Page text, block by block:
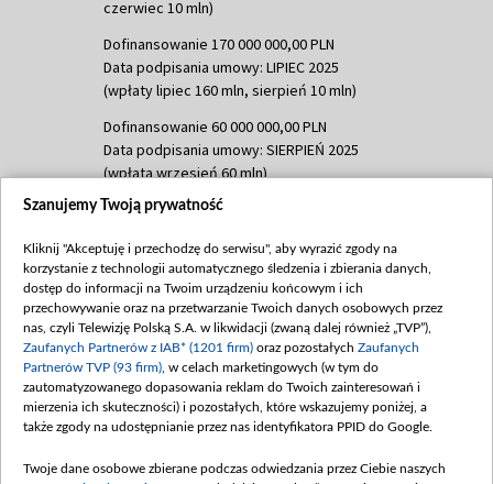
czerwiec 10 mln)
Dofinansowanie 170 000 000,00 PLN
Data podpisania umowy: LIPIEC 2025
(wpłaty lipiec 160 mln, sierpień 10 mln)
Dofinansowanie 60 000 000,00 PLN
Data podpisania umowy: SIERPIEŃ 2025
(wpłata wrzesień 60 mln)
Dofinansowanie 635 783 051,21 PLN
(wpłata wrzesień 100 mln, październik 350
mln, listopad 265 mln)
Dofinansowanie 48 862 000,00 PLN
Data podpisania umowy: GRUDZIEŃ 2025
(wpłata grudzień 60,548 mln)
Dofinansowanie 900 000 000,00 PLN
Data podpisania umowy: LUTY 2026 (wpłata
kwiecień 180 mln, 7 maja 180 mln, 8
Szanujemy Twoją prywatność
Kliknij "Akceptuję i przechodzę do serwisu", aby wyrazić zgody na
korzystanie z technologii automatycznego śledzenia i zbierania danych,
dostęp do informacji na Twoim urządzeniu końcowym i ich
przechowywanie oraz na przetwarzanie Twoich danych osobowych przez
nas, czyli Telewizję Polską S.A. w likwidacji (zwaną dalej również „TVP”),
Zaufanych Partnerów z IAB* (1201 firm) oraz pozostałych Zaufanych
Partnerów TVP (93 firm) , w celach marketingowych (w tym do
zautomatyzowanego dopasowania reklam do Twoich zainteresowań i
mierzenia ich skuteczności) i pozostałych, które wskazujemy poniżej, a
także zgody na udostępnianie przez nas identyfikatora PPID do Google.
Twoje dane osobowe zbierane podczas odwiedzania przez Ciebie naszych